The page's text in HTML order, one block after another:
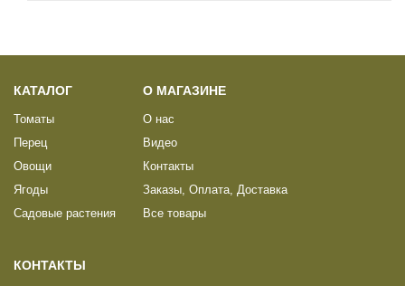
КАТАЛОГ
Томаты
Перец
Овощи
Ягоды
Садовые растения
О МАГАЗИНЕ
О нас
Видео
Контакты
Заказы, Оплата, Доставка
Все товары
КОНТАКТЫ